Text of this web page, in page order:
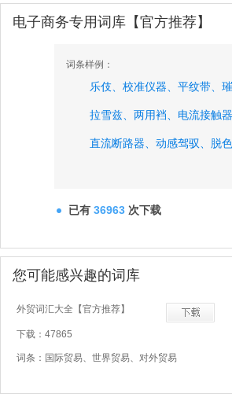
电子商务专用词库【官方推荐】
词条样例：
乐伎、 校准仪器、 平纹带、
拉雪兹、 两用裆、 电流接触器
直流断路器、 动感驾驭、 脱
已有 36963 次下载
您可能感兴趣的词库
外贸词汇大全【官方推荐】
下载：47865
词条：国际贸易、世界贸易、对外贸易